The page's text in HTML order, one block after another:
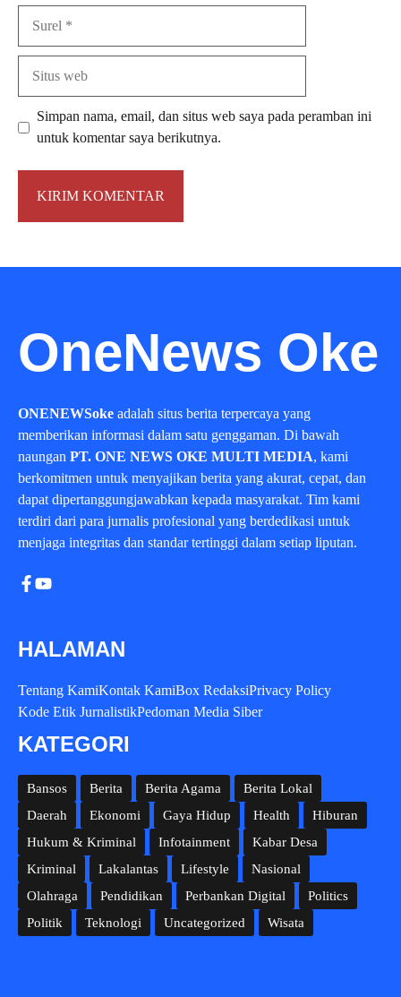
Simpan nama, email, dan situs web saya pada peramban ini
untuk komentar saya berikutnya.
OneNews Oke
ONENEWSoke adalah situs berita terpercaya yang
memberikan informasi dalam satu genggaman. Di bawah
naungan PT. ONE NEWS OKE MULTI MEDIA, kami
berkomitmen untuk menyajikan berita yang akurat, cepat, dan
dapat dipertanggungjawabkan kepada masyarakat. Tim kami
terdiri dari para jurnalis profesional yang berdedikasi untuk
menjaga integritas dan standar tertinggi dalam setiap liputan.
HALAMAN
Tentang KamiKontak KamiBox RedaksiPrivacy Policy
Kode Etik JurnalistikPedoman Media Siber
KATEGORI
Bansos Berita Berita Agama
Berita Lokal
Daerah
Ekonomi Gaya Hidup Health
Hiburan
Hukum & Kriminal
Infotainment
Kabar Desa
Kriminal
Lakalantas Lifestyle
Nasional
Olahraga
Pendidikan Perbankan Digital
Politics
Politik
Teknologi Uncategorized Wisata